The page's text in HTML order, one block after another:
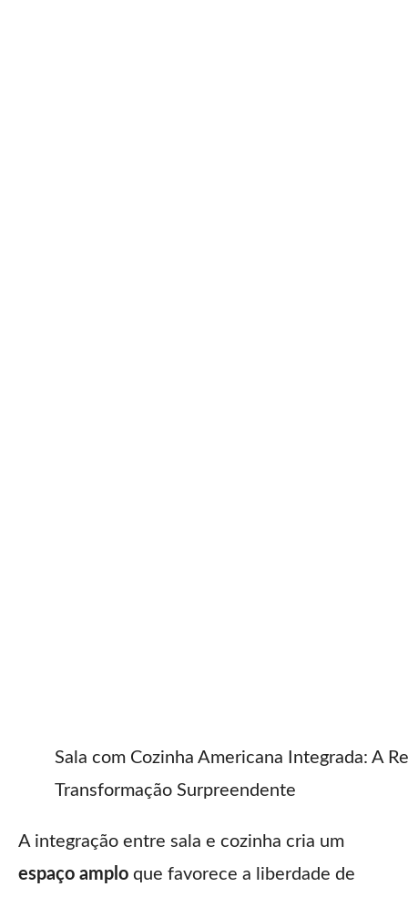
Sala com Cozinha Americana Integrada: A
Transformação Surpreendente
A integração entre sala e cozinha cria um
espaço amplo que favorece a liberdade de